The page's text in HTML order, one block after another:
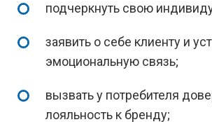
подчеркнуть свою
заявить о себе клиенту и
эмоциональную связь;
вызвать у потребителя
лояльность к бренду;